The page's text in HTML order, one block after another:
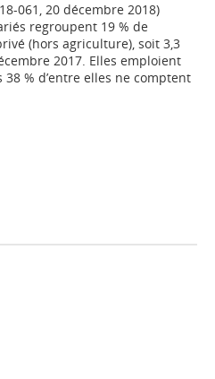
061, 20 décembre 2018)
regroupent 19 % de
(hors agriculture), soit 3,3
2017. Elles emploient
% d’entre elles ne comptent